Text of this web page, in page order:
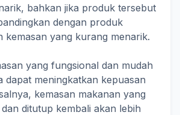
bahkan jika produk tersebut
dengan produk
kemasan yang kurang menarik.
yang fungsional dan mudah
dapat meningkatkan kepuasan
kemasan makanan yang
ditutup kembali akan lebih